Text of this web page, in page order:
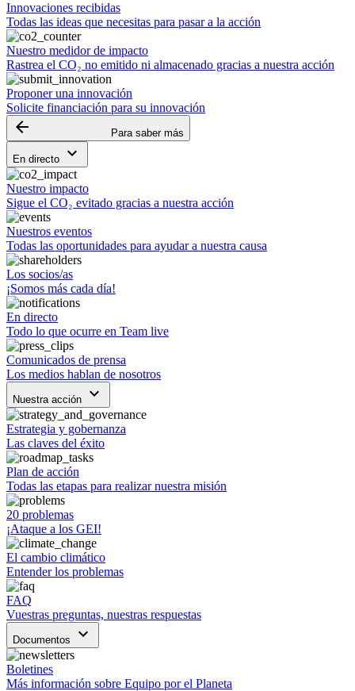
Innovaciones recibidas
Todas las ideas que necesitas para pasar a la acción
Nuestro medidor de impacto
Rastrea el CO₂ no emitido ni almacenado gracias a nuestra acción
Proponer una innovación
Solicite financiación para su innovación
arrow_backward Para saber más
En directo keyboard_arrow_down
Nuestro impacto
Sigue el CO₂ evitado gracias a nuestra acción
Nuestros eventos
Todas las oportunidades para ayudar a nuestra causa
Los socios/as
¡Somos más cada día!
En directo
Todo lo que ocurre en Team live
Comunicados de prensa
Los medios hablan de nosotros
Nuestra acción keyboard_arrow_down
Estrategia y gobernanza
Las claves del éxito
Plan de acción
Todas las etapas para realizar nuestra misión
20 problemas
¡Ataque a los GEI!
El cambio climático
Entender los problemas
FAQ
Vuestras preguntas, nuestras respuestas
Documentos keyboard_arrow_down
Boletines
Más información sobre Equipo por el Planeta